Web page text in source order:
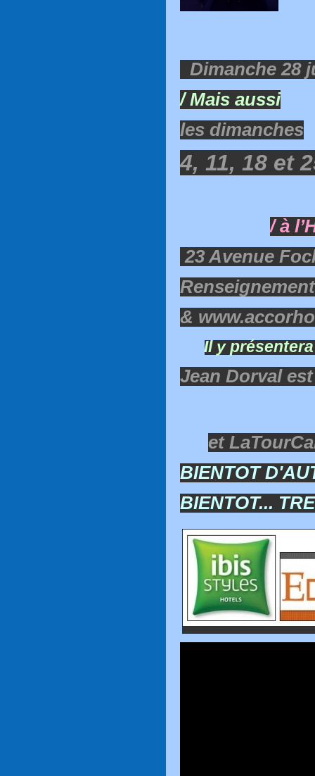
Dimanche 28
/ Mais aussi
les dimanches
4, 11, 18 et
/ à
23 Avenue
&
Il y
Jean Dorval
et
BIENTOT
BIENTOT...